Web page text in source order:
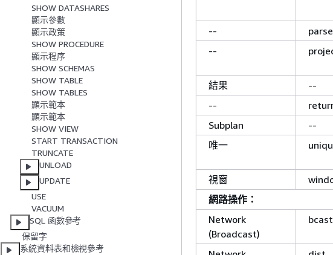
SHOW DATASHARES
顯示參數
顯示政策
SHOW PROCEDURE
顯示程序
SHOW SCHEMAS
SHOW TABLE
SHOW TABLES
顯示範本
顯示範本
SHOW VIEW
START TRANSACTION
TRUNCATE
UNLOAD
UPDATE
USE
VACUUM
SQL 函數參考
保留字
系統資料表和檢視參考
--
parse
--
結果
--
--
Subplan
--
唯一
視窗
網路操作：
Network
(Broadcast)
bcast